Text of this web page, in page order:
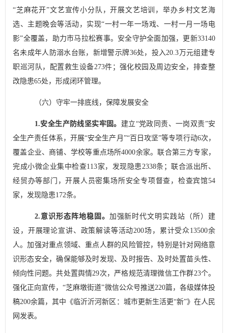
“芝麻花开”文艺宣传小分队，开展文艺培训，举办乡村文艺海
选、主题晚会等活动，实现“一村一年一场戏、一村一月一场电
影”全覆盖，助力市马拉松赛事。安全守护全面加强，更新33140
名未成年人防溺水台账，新增警示牌36处，投入20.3 万元组建专
职巡河队，配置救生设备273件；强化校园及周边安全，排查整
改隐患65处，形成闭环管理。
（六）守牢一排底线，保障发展安全
1.安全生产防线坚实牢固。 建立“党政同责、一岗双责”安
全生产责任体系，开展“安全生产月 ”“百日攻坚”等专项行动6次，
覆盖企业、商铺、学校等重点场所4000余家。联合第三方专家，
完成小微企业集中检查113家，发现隐患2338条；联合派出所、
经贸办等部门，开展人员密集场所安全专项督查，检查宾馆54
家，发现隐患172条。
2. 意识形态阵地稳固 。 加强新时代文明实践站（所）建
设，开展理论宣讲、政策解读等活动200场 ， 累计受众13500余
人。加强对重点领域、重点人群的风险管控，特别是针对网络意
识形态安全，确保能够及时发现、及时报告、及时处置苗头性、
倾向性问题。共处置舆情29次，严格规范清理微信工作群23个。
强化正向宣传，“芝麻墩街道”微信公众号推送220篇，各级媒体投
稿200余篇，其中《临沂沂河新区：城市更新生活更“新”》在人民
网发表。